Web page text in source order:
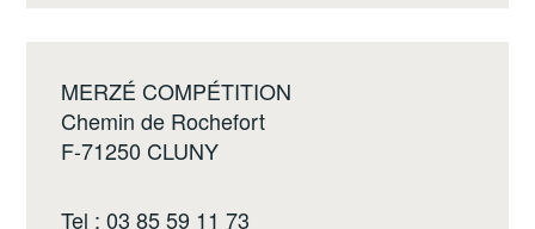
MERZÉ COMPÉTITION
Chemin de Rochefort
F-71250 CLUNY
Tel : 03 85 59 11 73